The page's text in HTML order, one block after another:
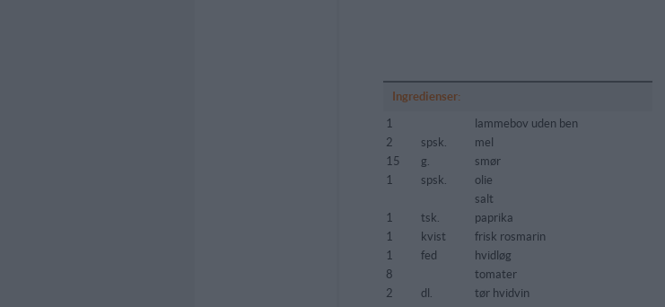
Ingredienser:
1
lammebov uden ben
2
spsk.
mel
15
g.
smør
1
spsk.
olie
salt
1
tsk.
paprika
1
kvist
frisk rosmarin
1
fed
hvidløg
8
tomater
2
dl. tør hvidvin